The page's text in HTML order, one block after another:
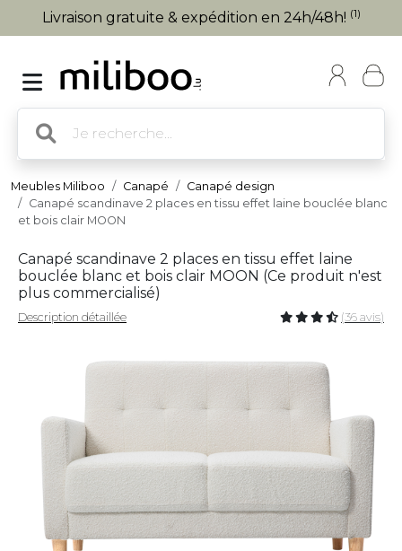
Livraison gratuite & expédition en 24h/48h! (1)
Meubles Miliboo Canapé
Canapé design
Canapé scandinave 2 places en tissu effet laine bouclée blanc
et bois clair MOON
Canapé scandinave 2 places en tissu effet laine
bouclée blanc et bois clair MOON (Ce produit n'est
plus commercialisé)
Description détaillée (36 avis)